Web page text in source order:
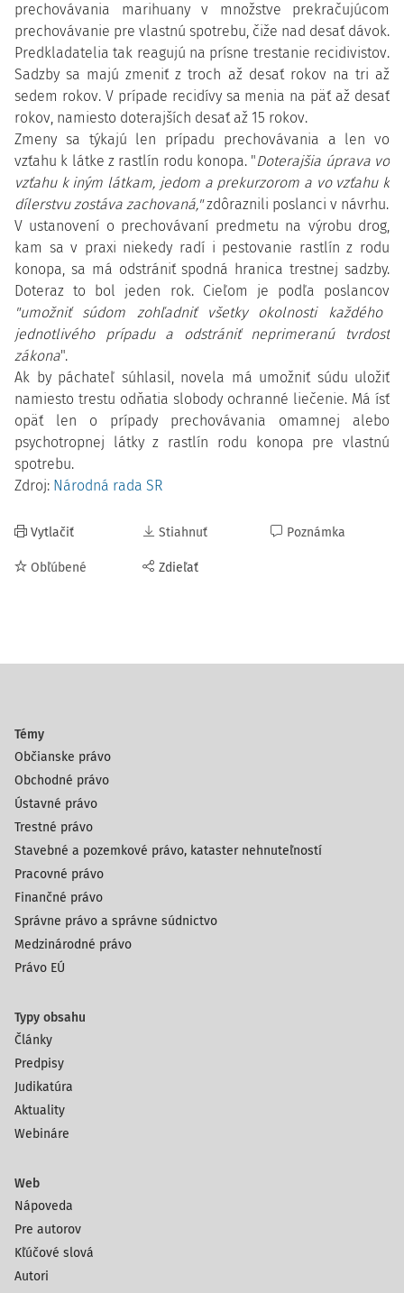
prechovávania marihuany v množstve prekračujúcom
prechovávanie pre vlastnú spotrebu, čiže nad desať dávok.
Predkladatelia tak reagujú na prísne trestanie recidivistov.
Sadzby sa majú zmeniť z troch až desať rokov na tri až
sedem rokov. V prípade recidívy sa menia na päť až desať
rokov, namiesto doterajších desať až 15 rokov.
Zmeny sa týkajú len prípadu prechovávania a len vo
vzťahu k látke z rastlín rodu konopa. "Doterajšia úprava vo
vzťahu k iným látkam, jedom a prekurzorom a vo vzťahu k
dílerstvu zostáva zachovaná,"zdôraznili poslanci v návrhu.
V ustanovení o prechovávaní predmetu na výrobu drog,
kam sa v praxi niekedy radí i pestovanie rastlín z rodu
konopa, sa má odstrániť spodná hranica trestnej sadzby.
Doteraz to bol jeden rok. Cieľom je podľa poslancov
"umožniť súdom zohľadniť všetky okolnosti každého
jednotlivého prípadu a odstrániť neprimeranú tvrdosť
zákona".
Ak by páchateľ súhlasil, novela má umožniť súdu uložiť
namiesto trestu odňatia slobody ochranné liečenie. Má ísť
opäť len o prípady prechovávania omamnej alebo
psychotropnej látky z rastlín rodu konopa pre vlastnú
spotrebu.
Zdroj: Národná rada SR
Vytlačiť
Obľúbené
Stiahnuť
Zdieľať
Poznámka
Témy
Občianske právo
Obchodné právo
Ústavné právo
Trestné právo
Stavebné a pozemkové právo, kataster nehnuteľností
Pracovné právo
Finančné právo
Správne právo a správne súdnictvo
Medzinárodné právo
Právo EÚ
Typy obsahu
Články
Predpisy
Judikatúra
Aktuality
Webináre
Web
Nápoveda
Pre autorov
Kľúčové slová
Autori